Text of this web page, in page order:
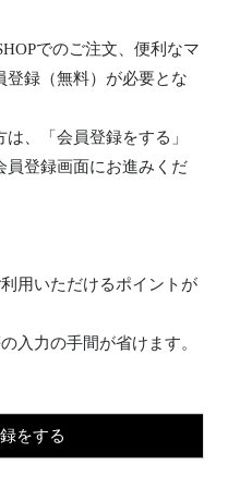
でのご注文、便利なマ
登録（無料）が必要とな
、「会員登録をする」
員登録画面にお進みくだ
用いただけるポイントが
入力の手間が省けます。
をする